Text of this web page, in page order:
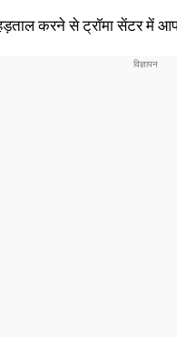
करने से ट्रॉमा सेंटर में